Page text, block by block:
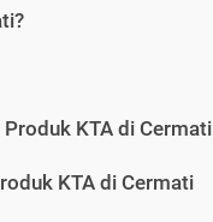
KTA di Cermati
KTA di Cermati